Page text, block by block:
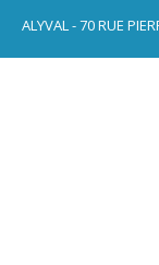
ALYVAL - 70 RUE